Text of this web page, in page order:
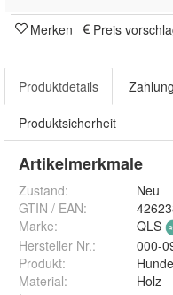
Merken Preis
Produktdetails
Produktsicherheit
Artikelmerkmale
Zustand:
Neu
GTIN / EAN:
Marke:
QLS
Hersteller Nr.:
000-
Produkt:
Material:
Holz